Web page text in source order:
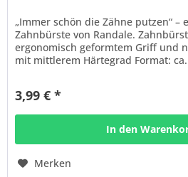
„Immer schön die Zähne putzen“
Zahnbürste von Randale.
ergonomisch geformtem Griff und
mit mittlerem Härtegrad Format:
3,99 € *
In den
Merken